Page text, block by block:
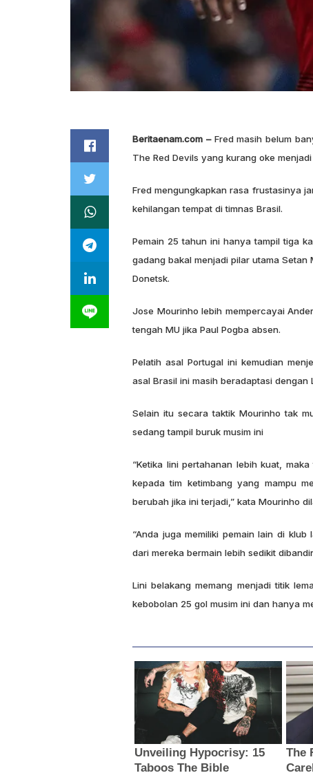
Beritaenam.com –Fred masih belum
The Red Devils yang kurang oke
Fred mengungkapkan rasa frustasinya
kehilangan tempat di timnas Brasil.
Pemain 25 tahun ini hanya tampil tiga
gadang bakal menjadi pilar utama
Donetsk.
Jose Mourinho lebih mempercayai
tengah MU jika Paul Pogba absen.
Pelatih asal Portugal ini kemudian
asal Brasil ini masih beradaptasi dengan
Selain itu secara taktik Mourinho tak
sedang tampil buruk musim ini
“Ketika lini pertahanan lebih kuat,
kepada tim ketimbang yang mampu
berubah jika ini terjadi,” kata Mourinho
“Anda juga memiliki pemain lain di
dari mereka bermain lebih sedikit
Lini belakang memang menjadi titik
kebobolan 25 gol musim ini dan hanya